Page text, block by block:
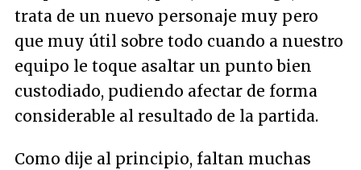
trata de un nuevo personaje muy pero
que muy útil sobre todo cuando a nuestro
equipo le toque asaltar un punto bien
custodiado, pudiendo afectar de forma
considerable al resultado de la partida.
Como dije al principio, faltan muchas